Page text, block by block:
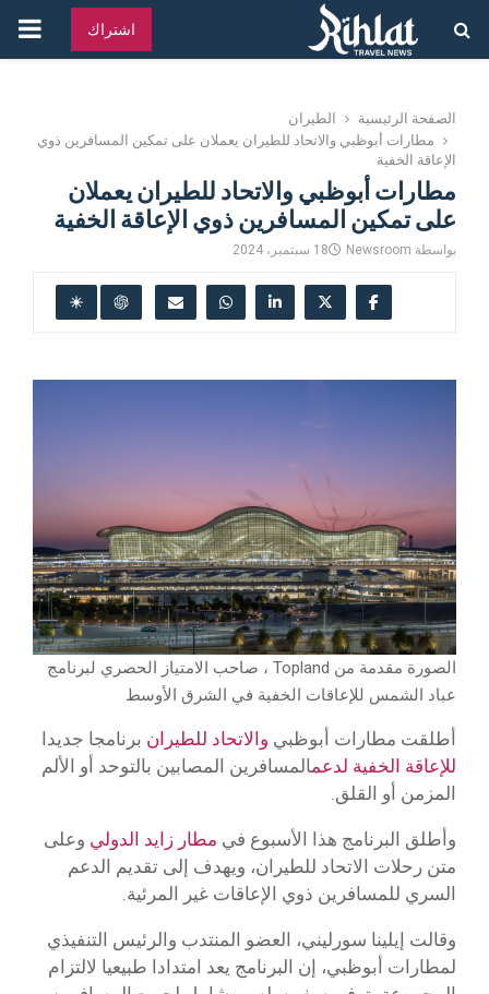
اشتراك
الصفحة الرئيسية
الطيران
مطارات أبوظبي والاتحاد للطيران يعملان على تمكين المسافرين ذوي
الإعاقة الخفية
مطارات أبوظبي والاتحاد للطيران يعملان
على تمكين المسافرين ذوي الإعاقة الخفية
بواسطة Newsroom 18 سبتمبر، 2024
الصورة مقدمة من Topland ، صاحب الامتياز الحصري لبرنامج
عباد الشمس للإعاقات الخفية في الشرق الأوسط
أطلقت مطارات أبوظبي والاتحاد للطيران برنامجا جديدا
للإعاقة الخفية لدعمالمسافرين المصابين بالتوحد أو الألم
المزمن أو القلق.
وأطلق البرنامج هذا الأسبوع في مطار زايد الدولي وعلى
متن رحلات الاتحاد للطيران، ويهدف إلى تقديم الدعم
السري للمسافرين ذوي الإعاقات غير المرئية.
وقالت إيلينا سورليني، العضو المنتدب والرئيس التنفيذي
لمطارات أبوظبي، إن البرنامج يعد امتدادا طبيعيا لالتزام